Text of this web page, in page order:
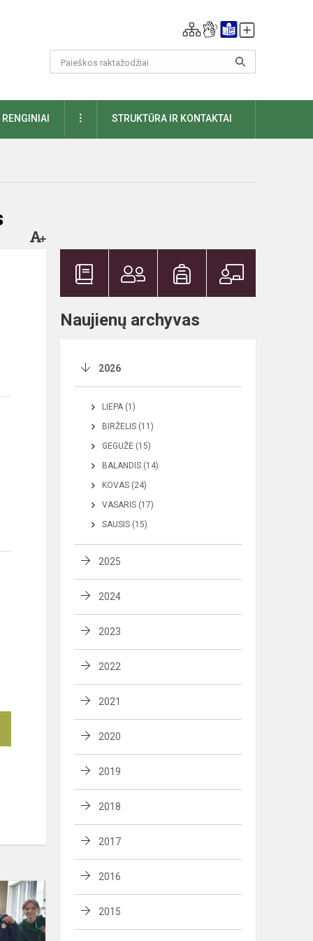
RENGINIAI DAUGIAUSTRUKTŪRA IR KONTAKTAI
bendrojo
ugdymo
mokyklų
Naujienų archyvas
2026
LIEPA (1)
BIRŽELIS (11)
GEGUŽĖ (15)
BALANDIS (14)
KOVAS (24)
VASARIS (17)
SAUSIS (15)
2025
2024
2023
2022
2021
2020
2019
2018
2017
2016
2015